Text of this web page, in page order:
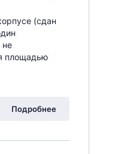
(сдан
не
площадью
Подробнее